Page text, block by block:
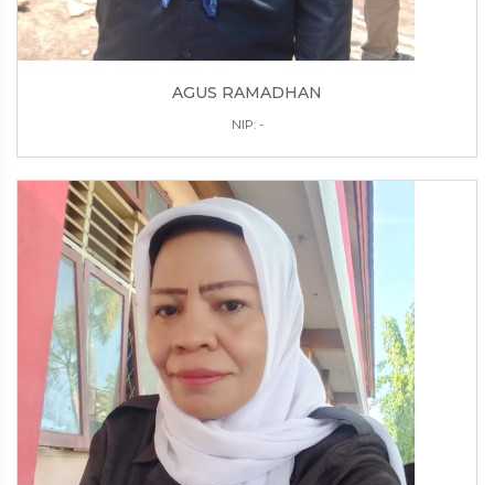
AGUS RAMADHAN
NIP: -